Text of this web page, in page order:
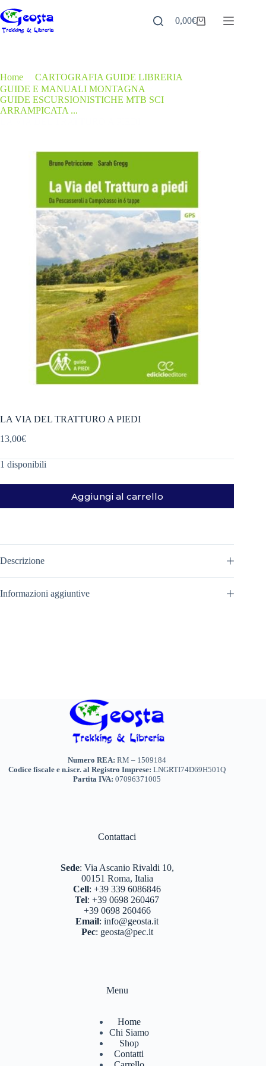
al
contenuto
Carrello
0,00€
Home CARTOGRAFIA GUIDE LIBRERIA
GUIDE E MANUALI MONTAGNA
GUIDE ESCURSIONISTICHE MTB SCI
ARRAMPICATA ...
LA VIA DEL TRATTURO A PIEDI
13,00€
1 disponibili
Aggiungi al carrello
Descrizione
Informazioni aggiuntive
Numero REA:RM – 1509184
Codice fiscale e n.iscr. al Registro Imprese:LNGRTI74D69H501Q
Partita IVA: 07096371005
Contattaci
Sede: Via Ascanio Rivaldi 10,
00151 Roma, Italia
Cell:+39 339 6086846
Tel:+39 0698 260467
+39 0698 260466
Email:info@geosta.it
Pec: geosta@pec.it
Menu
Home
Chi Siamo
Shop
Contatti